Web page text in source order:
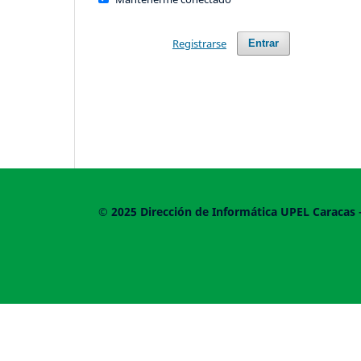
Entrar
Registrarse
© 2025 Dirección de Informática UPEL Caracas